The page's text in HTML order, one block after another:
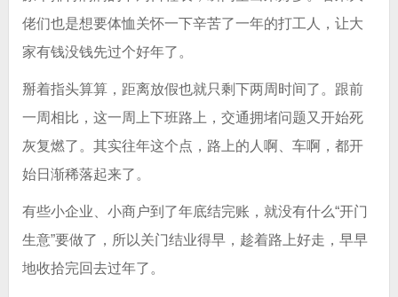
佬们也是想要体恤关怀一下辛苦了一年的打工人，让大
家有钱没钱先过个好年了。
掰着指头算算，距离放假也就只剩下两周时间了。跟前
一周相比，这一周上下班路上，交通拥堵问题又开始死
灰复燃了。其实往年这个点，路上的人啊、车啊，都开
始日渐稀落起来了。
有些小企业、小商户到了年底结完账，就没有什么“开门
生意”要做了，所以关门结业得早，趁着路上好走，早早
地收拾完回去过年了。